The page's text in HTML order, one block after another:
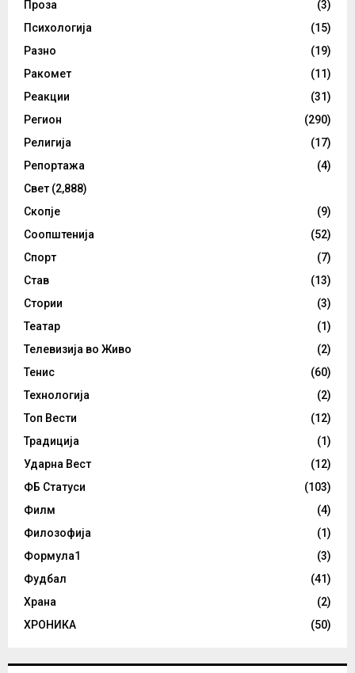
Проза
(3)
Психологија
(15)
Разно
(19)
Ракомет
(11)
Реакции
(31)
Регион
(290)
Религија
(17)
Репортажа
(4)
Свет (2,888)
Скопје
(9)
Соопштенија
(52)
Спорт
(7)
Став
(13)
Стории
(3)
Театар
(1)
Телевизија во Живо
(2)
Тенис
(60)
Технологија
(2)
Топ Вести
(12)
Традиција
(1)
Ударна Вест
(12)
ФБ Статуси
(103)
Филм
(4)
Филозофија
(1)
Формула1
(3)
Фудбал
(41)
Храна
(2)
ХРОНИКА
(50)